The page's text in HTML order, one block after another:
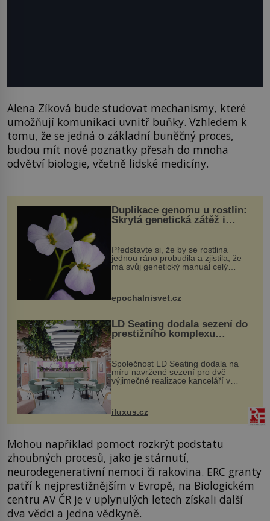
Alena Zíková bude studovat mechanismy, které
umožňují komunikaci uvnitř buňky. Vzhledem k
tomu, že se jedná o základní buněčný proces,
budou mít nové poznatky přesah do mnoha
odvětví biologie, včetně lidské medicíny.
Duplikace genomu u rostlin:
Skrytá genetická zátěž i
Představte si, že by se rostlina
jednou ráno probudila a zjistila, že
má svůj genetický manuál celý
vstupenka...
epochalnisvet.cz
LD Seating dodala sezení do
prestižního komplexu
MediaCityUK v Salfordu
Společnost LD Seating dodala na
míru navržené sezení pro dvě
výjimečné realizace kanceláří v
areálu MediaCityUK v anglickém
budov Media...
iluxus.cz
Mohou například pomoct rozkrýt podstatu
zhoubných procesů, jako je stárnutí,
neurodegenerativní nemoci či rakovina. ERC granty
patří k nejprestižnějším v Evropě, na Biologickém
centru AV ČR je v uplynulých letech získali další
dva vědci a jedna vědkyně.